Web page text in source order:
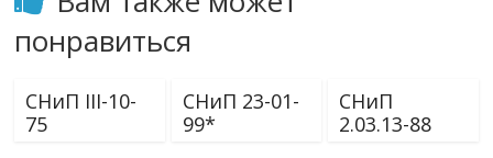
понравиться
СНиП III-10-
75
СНиП 23-01-
99*
СНиП
2.03.13-88